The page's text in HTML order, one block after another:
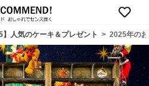
人気のケーキ＆プレゼント > 2025年の